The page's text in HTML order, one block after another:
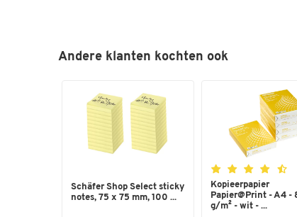
Andere klanten kochten ook
Schäfer Shop Select sticky
notes, 75 x 75 mm, 100 ...
Kopieerpapier
Papier@Print - A4 -
g/m² - wit - ...